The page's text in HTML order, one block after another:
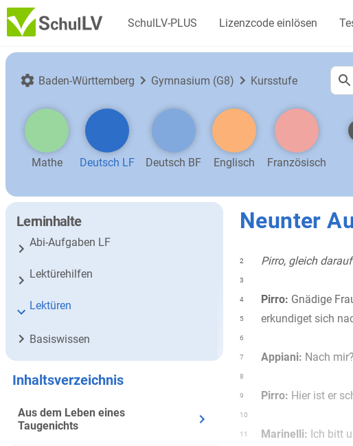
SchulLV-PLUS Lizenzcode einlösen
Baden-Württemberg Gymnasium (G8) Kursstufe
Mathe Deutsch LF Deutsch BF Englisch Französisch
Lerninhalte
Abi-Aufgaben LF
Lektürehilfen
Lektüren
Basiswissen
Inhaltsverzeichnis
Aus dem Leben eines
Taugenichts
Neunter
2 Pirro, gleich
3
4 Pirro: Gnädige
5 erkundiget sich
6
7 Appiani: Nach mir?
8
9 Pirro: Hier ist er
10
11 Marinelli: Ich bitt